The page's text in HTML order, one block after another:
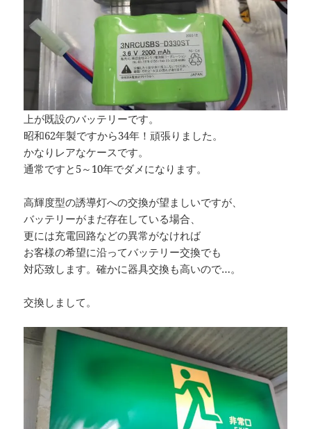
上が既設のバッテリーです。
昭和62年製ですから34年！頑張りました。
かなりレアなケースです。
通常ですと5～10年でダメになります。
高輝度型の誘導灯への交換が望ましいですが、
バッテリーがまだ存在している場合、
更には充電回路などの異常がなければ
お客様の希望に沿ってバッテリー交換でも
対応致します。確かに器具交換も高いので…。
交換しまして。